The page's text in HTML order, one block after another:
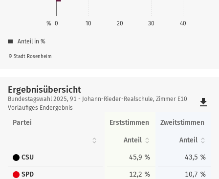
0 10 20 30 40
%
© Stadt Rosenheim
Anteil in %
Ergebnisübersicht
Ergebnisübersicht
Bundestagswahl 2025, 91 - Johann-Rieder-Realschule, Zimmer E10
Vorläufiges Endergebnis
file_download
Partei Erststimmen Zweitstimmen
Anteil Anteil
CSU 45,9 % 43,5 %
SPD 12,2 % 10,7 %